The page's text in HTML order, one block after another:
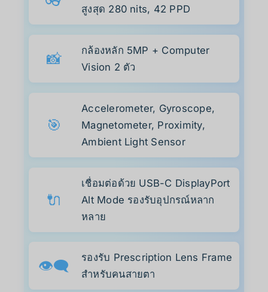
สูงสุด 280 nits, 42 PPD
📸
กล้องหลัก 5MP + Computer
Vision 2 ตัว
🎯
Accelerometer, Gyroscope,
Magnetometer, Proximity,
Ambient Light Sensor
🔌
เชื่อมต่อด้วย USB-C DisplayPort
Alt Mode รองรับอุปกรณ์หลาก
หลาย
👁️‍🗨️
รองรับ Prescription Lens Frame
สำหรับคนสายตา